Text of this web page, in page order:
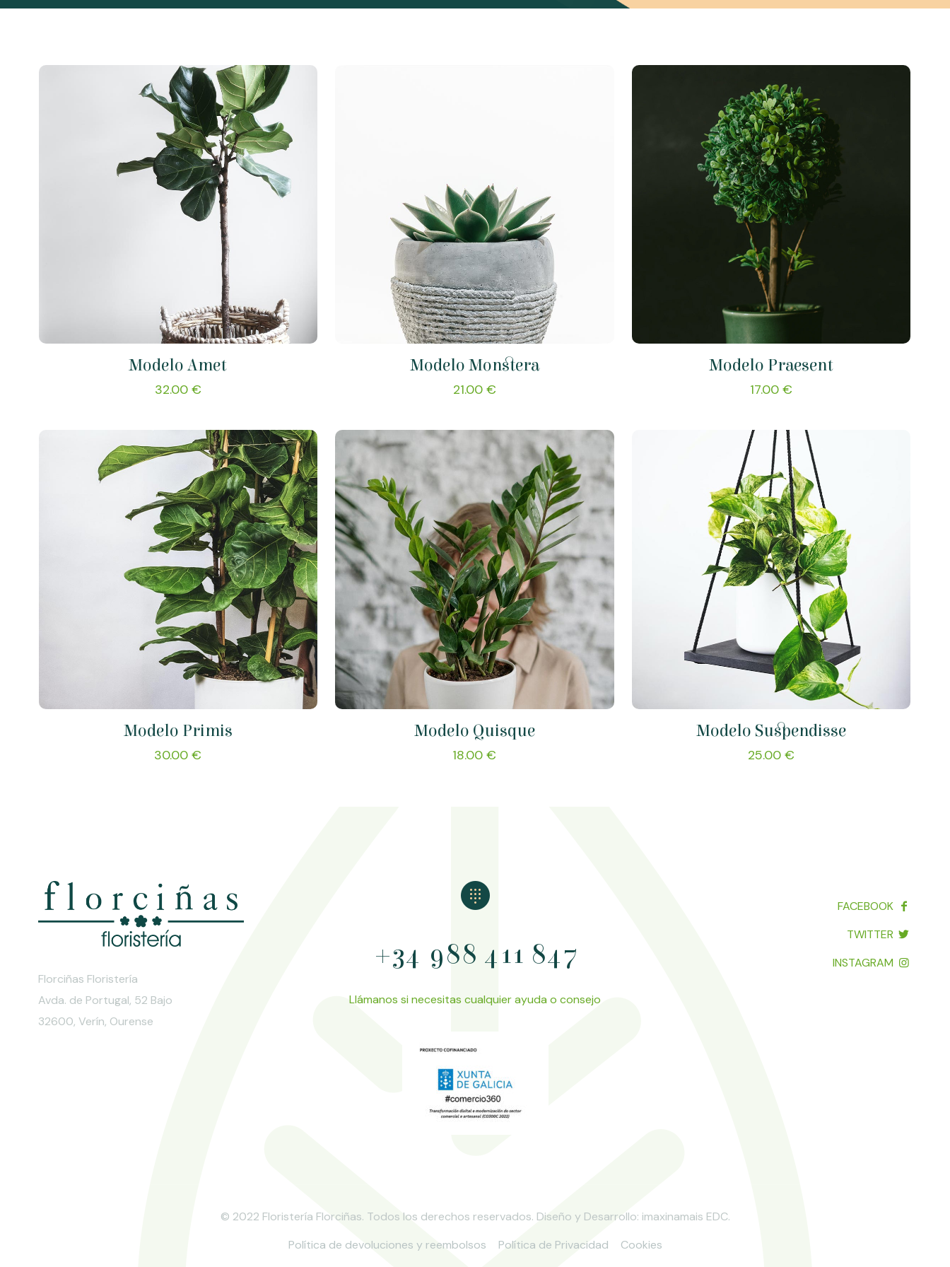
Modelo Amet
32.00 €
Modelo Monstera
21.00 €
Modelo Praesent
17.00 €
Modelo Primis
30.00€
Modelo Quisque
18.00€
Modelo Suspendisse
25.00 €
Florciñas Floristería
Avda. de Portugal, 52 Bajo
32600, Verín, Ourense
+34 988 411 847
Llámanos si necesitas cualquier ayuda o consejo
FACEBOOK
TWITTER
INSTAGRAM
© 2022 Floristería Florciñas. Todos los derechos reservados. Diseño y Desarrollo: imaxinamais EDC.
Política de devoluciones y reembolsos
Política de Privacidad Cookies